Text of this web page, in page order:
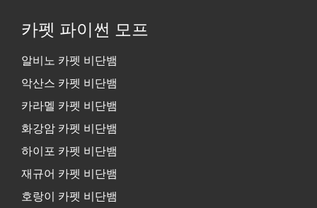
카펫 파이썬 모프
알비노 카펫 비단뱀
악산스 카펫 비단뱀
카라멜 카펫 비단뱀
화강암 카펫 비단뱀
하이포 카펫 비단뱀
재규어 카펫 비단뱀
호랑이 카펫 비단뱀